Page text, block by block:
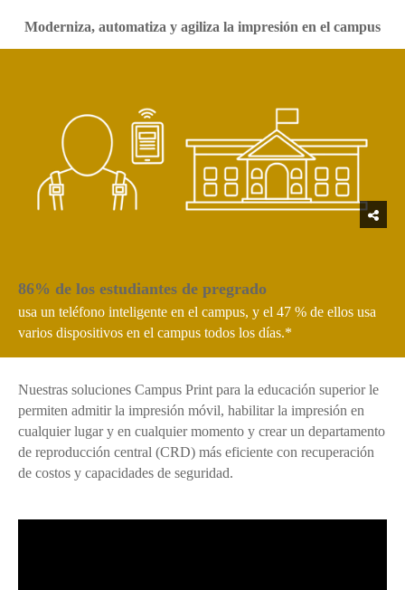
Moderniza, automatiza y agiliza la impresión en el campus
86% de los estudiantes de pregrado
usa un teléfono inteligente en el campus, y el 47 % de ellos usa
varios dispositivos en el campus todos los días.*
Nuestras soluciones Campus Print para la educación superior le
permiten admitir la impresión móvil, habilitar la impresión en
cualquier lugar y en cualquier momento y crear un departamento
de reproducción central (CRD) más eficiente con recuperación
de costos y capacidades de seguridad.